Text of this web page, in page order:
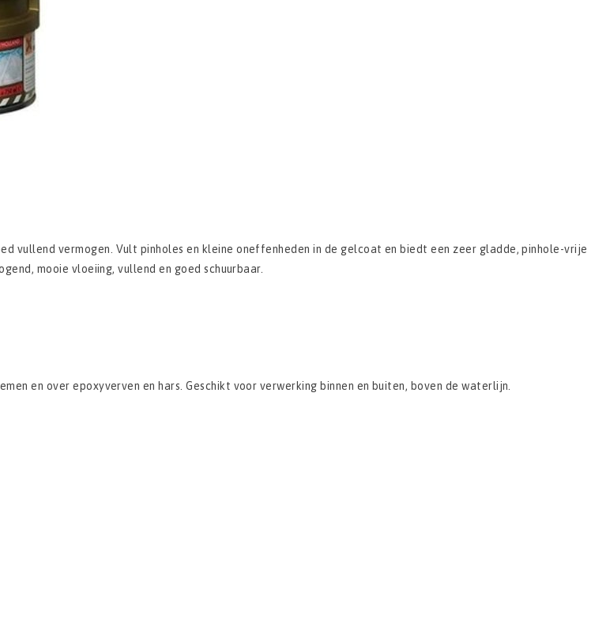
vullend vermogen. Vult pinholes en kleine oneffenheden in de gelcoat en biedt een zeer gladde, pinhole-vrije
mooie vloeiing, vullend en goed schuurbaar.
en over epoxyverven en hars. Geschikt voor verwerking binnen en buiten, boven de waterlijn.